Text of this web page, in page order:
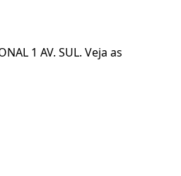
1 AV. SUL. Veja as